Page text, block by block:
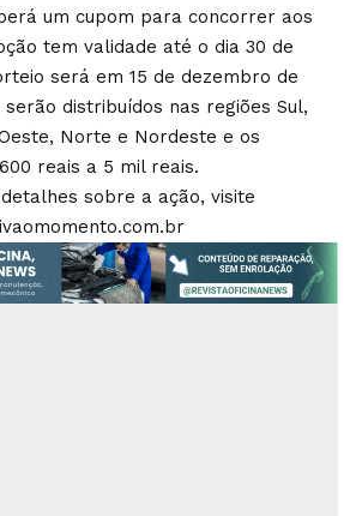
um cupom para concorrer aos
tem validade até o dia 30 de
será em 15 de dezembro de
serão distribuídos nas regiões Sul,
Norte e Nordeste e os
reais a 5 mil reais.
sobre a ação, visite